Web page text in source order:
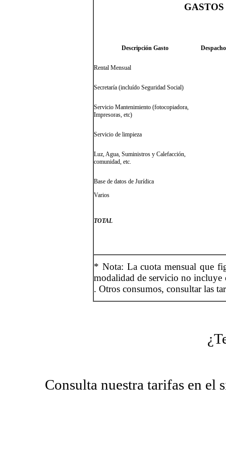
Descripción Gasto
Rental Mensual
Secretaría (incluído Seguridad Social)
Servicio Mantenimiento (fotocopiadora,
Impresoras, etc)
Servicio de limpieza
Luz, Agua, Suministros y Calefacción,
comunidad, etc.
Base de datos de Jurídica
Varios
TOTAL
* Nota: La cuota mensual que
modalidad de servicio no incluye
. Otros consumos, consultar las
Consulta nuestra tarifas en el